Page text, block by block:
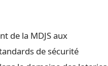
de la MDJS aux
de sécurité